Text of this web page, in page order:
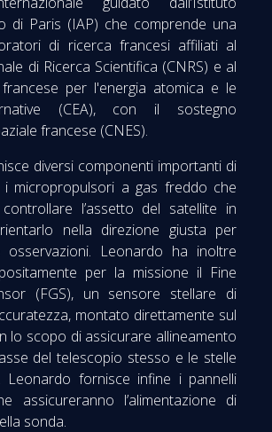
di Paris (IAP) che comprende una
di ricerca francesi affiliati al
di Ricerca Scientifica (CNRS) e al
francese per l'energia atomica e le
(CEA), con il sostegno
francese (CNES).
diversi componenti importanti di
i micropropulsori a gas freddo che
l’assetto del satellite in
nella direzione giusta per
osservazioni. Leonardo ha inoltre
per la missione il Fine
(FGS), un sensore stellare di
montato direttamente sul
lo scopo di assicurare allineamento
del telescopio stesso e le stelle
Leonardo fornisce infine i pannelli
assicureranno l’alimentazione di
sonda.